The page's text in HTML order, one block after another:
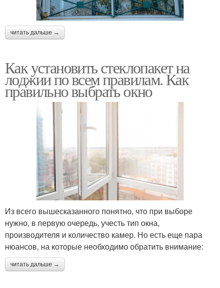
читать дальше →
Как установить стеклопакет на
лоджии по всем правилам. Как
правильно выбрать окно
Из всего вышесказанного понятно, что при выборе
нужно, в первую очередь, учесть тип окна,
производителя и количество камер. Но есть еще пара
нюансов, на которые необходимо обратить внимание:
читать дальше →